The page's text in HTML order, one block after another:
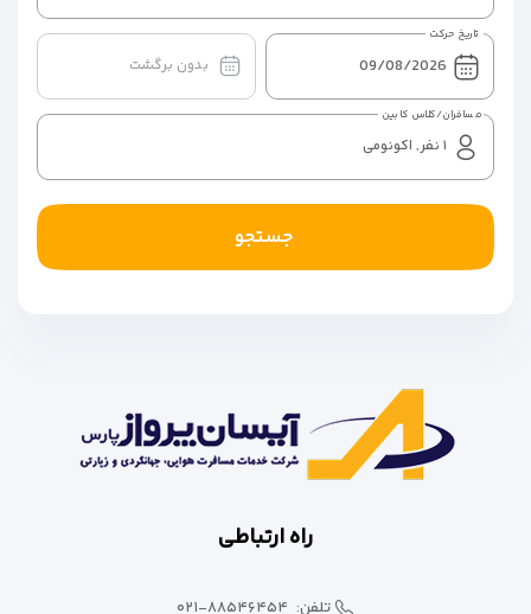
تاریخ حرکت
بدون برگشت
مسافران/کلاس کابین
جستجو
راه ارتباطی
تلفن: ۰۲۱-۸۸۵۴۶۴۵۴